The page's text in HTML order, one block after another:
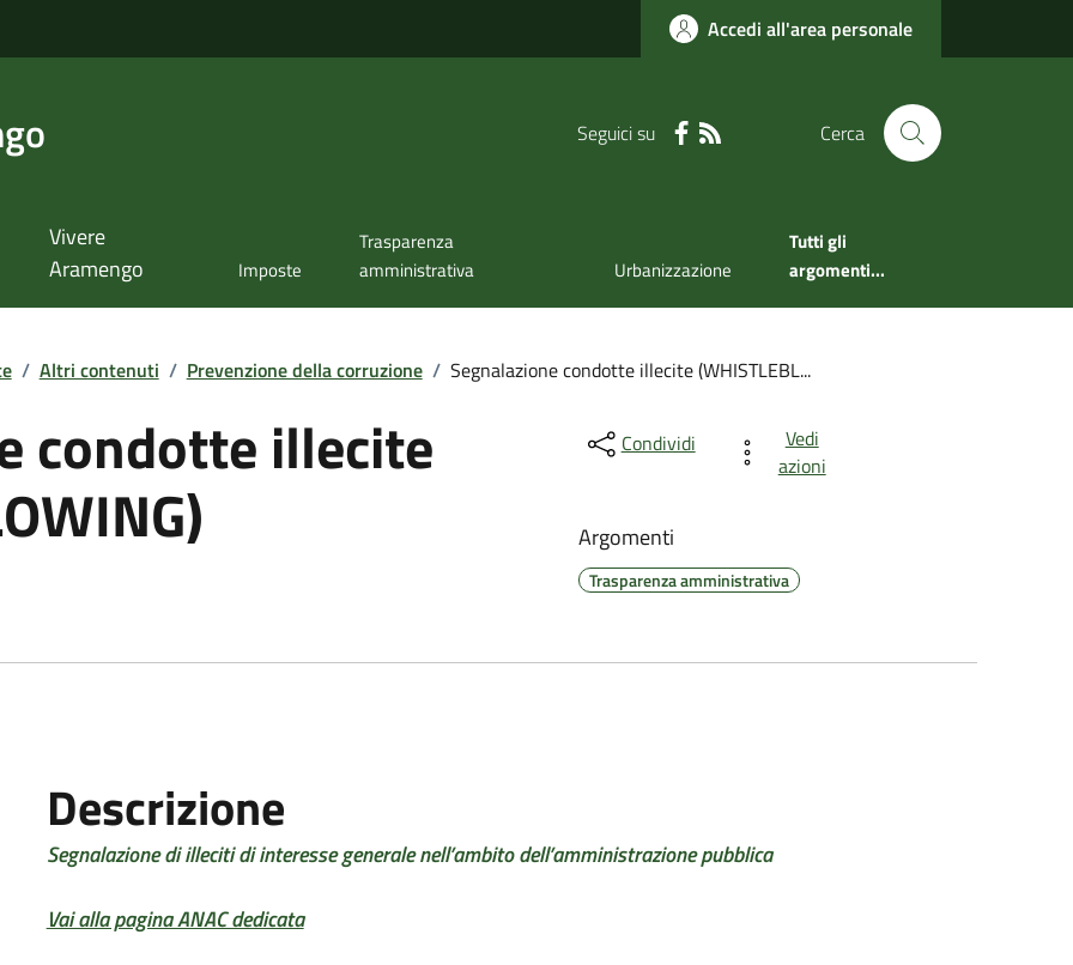
Accedi all'area personale
Seguici su Cerca
Vivere
Aramengo
Imposte
Trasparenza
amministrativa
Urbanizzazione
Tutti gli
argomenti...
/ Altri contenuti / Prevenzione della corruzione / Segnalazione condotte illecite (WHISTLEBL...
condotte illecite Condividi
Vedi
azioni
Argomenti
Trasparenza amministrativa
Descrizione
Segnalazione di illeciti di interesse generale nell’ambito dell’amministrazione pubblica
Vai alla pagina ANAC dedicata